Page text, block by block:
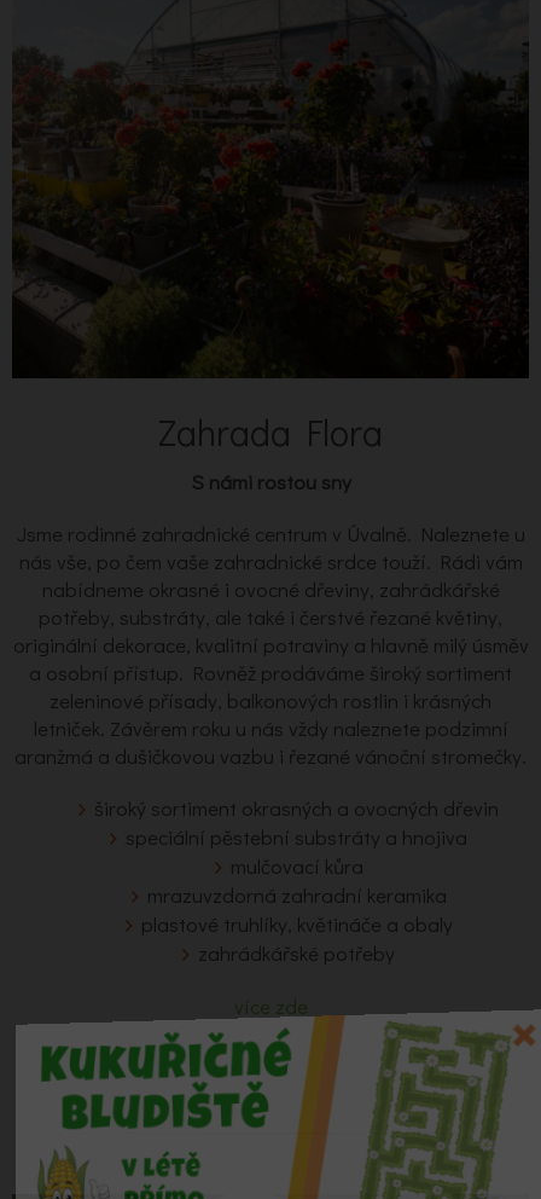
Zahrada Flora
S námi rostou sny
Jsme rodinné zahradnické centrum v Úvalně. Naleznete u
nás vše, po čem vaše zahradnické srdce touží. Rádi vám
nabídneme okrasné i ovocné dřeviny, zahrádkářské
potřeby, substráty, ale také i čerstvé řezané květiny,
originální dekorace, kvalitní potraviny a hlavně milý úsměv
a osobní přístup. Rovněž prodáváme široký sortiment
zeleninové přísady, balkonových rostlin i krásných
letniček. Závěrem roku u nás vždy naleznete podzimní
aranžmá a dušičkovou vazbu i řezané vánoční stromečky.
široký sortiment okrasných a ovocných dřevin
speciální pěstební substráty a hnojiva
mulčovací kůra
mrazuvzdorná zahradní keramika
plastové truhlíky, květináče a obaly
zahrádkářské potřeby
více zde